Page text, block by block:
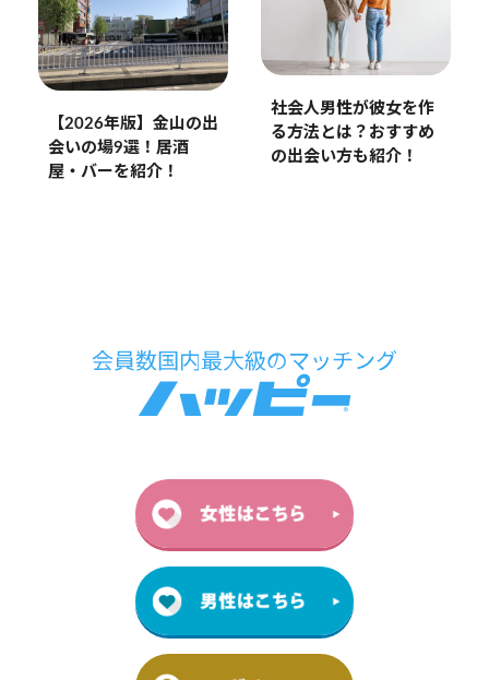
【2026年版】金山の出
会いの場9選！居酒
屋・バーを紹介！
社会人男性が彼女を作
る方法とは？おすすめ
の出会い方も紹介！